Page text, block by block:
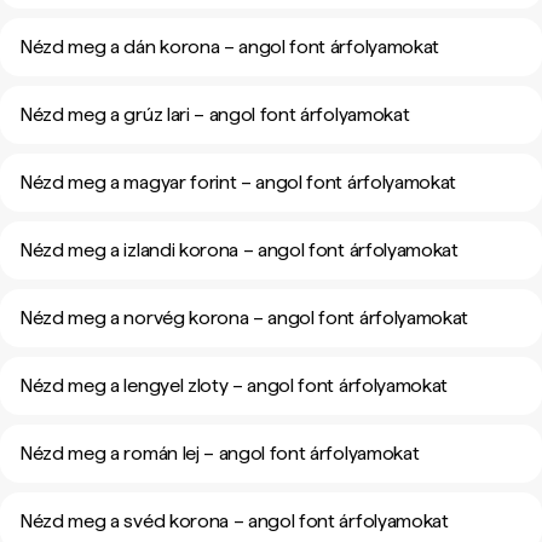
Nézd meg a dán korona – angol font árfolyamokat
Nézd meg a grúz lari – angol font árfolyamokat
Nézd meg a magyar forint – angol font árfolyamokat
Nézd meg a izlandi korona – angol font árfolyamokat
Nézd meg a norvég korona – angol font árfolyamokat
Nézd meg a lengyel zloty – angol font árfolyamokat
Nézd meg a román lej – angol font árfolyamokat
Nézd meg a svéd korona – angol font árfolyamokat